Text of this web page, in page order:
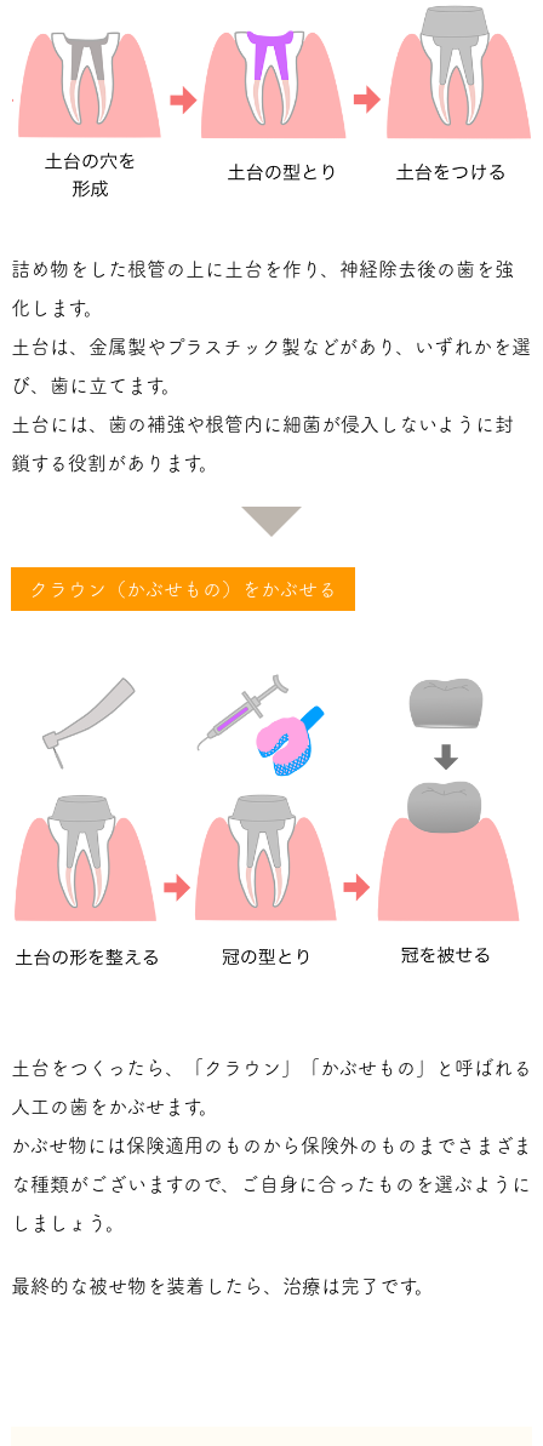
詰め物をした根管の上に土台を作り、神経除去後の歯を強
化します。
土台は、金属製やプラスチック製などがあり、いずれかを選
び、歯に立てます。
土台には、歯の補強や根管内に細菌が侵入しないように封
鎖する役割があります。
クラウン（かぶせもの）をかぶせる
土台をつくったら、「クラウン」「かぶせもの」と呼ばれる
人工の歯をかぶせます。
かぶせ物には保険適用のものから保険外のものまでさまざま
な種類がございますので、ご自身に合ったものを選ぶように
しましょう。
最終的な被せ物を装着したら、治療は完了です。